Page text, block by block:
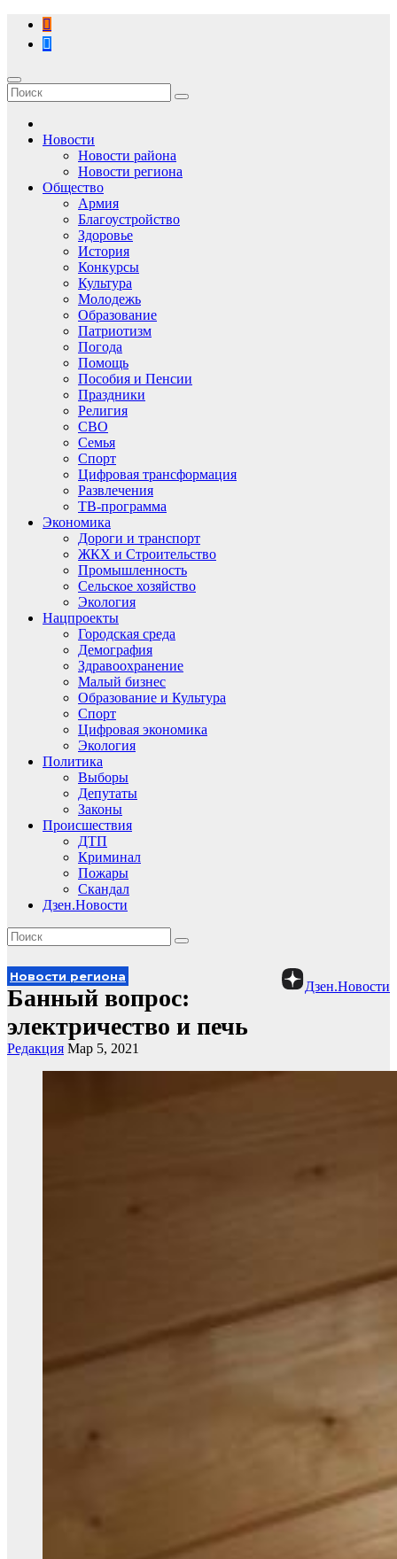
Перейти
содержимому
Новости
Новости района
Новости региона
Общество
Армия
Благоустройство
Здоровье
История
Конкурсы
Культура
Молодежь
Образование
Патриотизм
Погода
Помощь
Пособия и Пенсии
Праздники
Религия
СВО
Семья
Спорт
Цифровая трансформация
Развлечения
ТВ-программа
Экономика
Дороги и транспорт
ЖКХ и Строительство
Промышленность
Сельское хозяйство
Экология
Нацпроекты
Городская среда
Демография
Здравоохранение
Малый бизнес
Образование и Культура
Спорт
Цифровая экономика
Экология
Политика
Выборы
Депутаты
Законы
Происшествия
ДТП
Криминал
Пожары
Скандал
Дзен.Новости
Дзен.Новости
Новости региона
Банный вопрос:
электричество и печь
Редакция Мар 5, 2021